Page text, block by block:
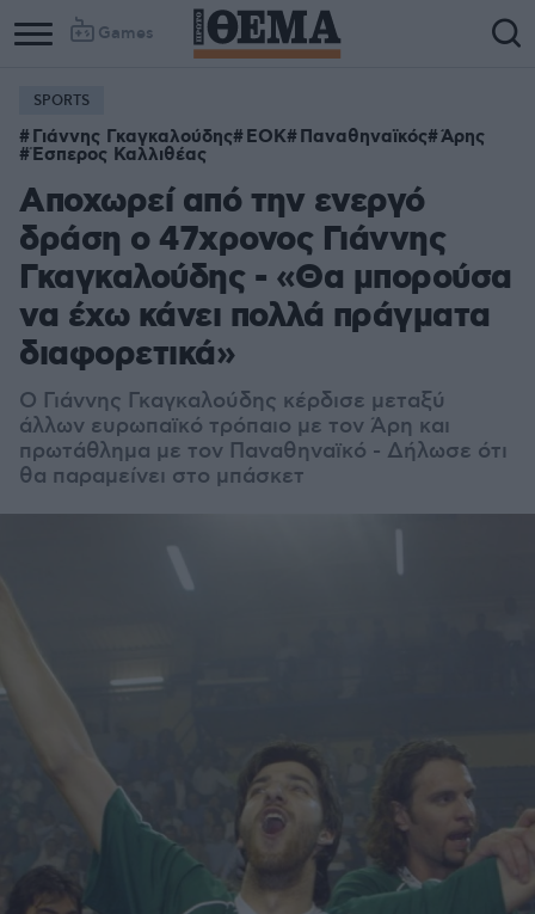
Games
SPORTS
Γιάννης Γκαγκαλούδης ΕΟΚ Παναθηναϊκός Άρης
Έσπερος Καλλιθέας
Αποχωρεί από την ενεργό
δράση ο 47χρονος Γιάννης
Γκαγκαλούδης - «Θα μπορούσα
να έχω κάνει πολλά πράγματα
διαφορετικά»
Ο Γιάννης Γκαγκαλούδης κέρδισε μεταξύ
άλλων ευρωπαϊκό τρόπαιο με τον Άρη και
πρωτάθλημα με τον Παναθηναϊκό - Δήλωσε ότι
θα παραμείνει στο μπάσκετ